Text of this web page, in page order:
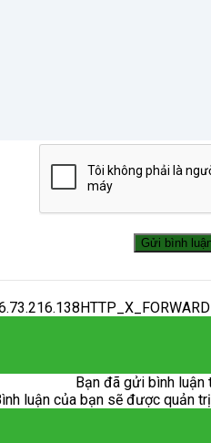
Bạn đã gửi bình luận
luận của bạn sẽ được quản